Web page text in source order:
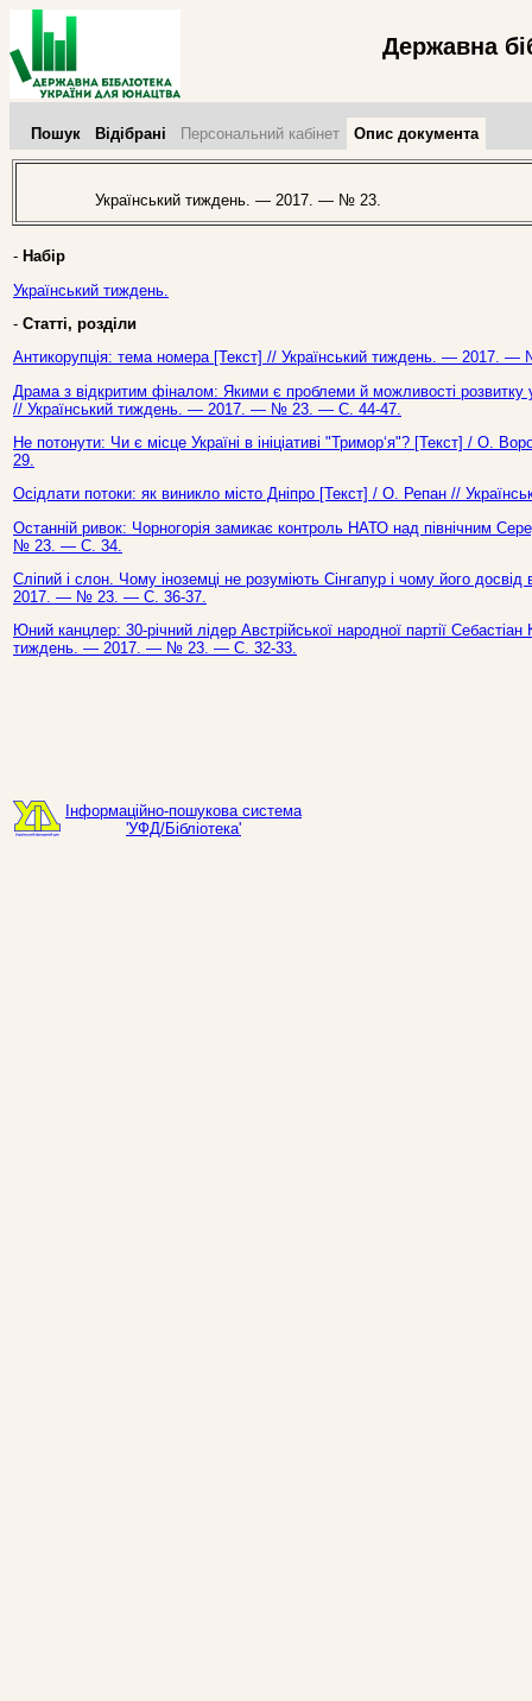
Державна
Пошук Відібрані Персональний кабінет Опис документа
Український тиждень. — 2017. — № 23.
- Набір
Український тиждень.
- Статті, розділи
Антикорупція: тема номера [Текст] // Український тиждень. — 2017.
Драма з відкритим фіналом: Якими є проблеми й можливості розвитку
// Український тиждень. — 2017. — № 23. — С. 44-47.
Не потонути: Чи є місце Україні в ініціативі "Тримор‘я"? [Текст] /
29.
Осідлати потоки: як виникло місто Дніпро [Текст] / О. Репан //
Останній ривок: Чорногорія замикає контроль НАТО над північним
№ 23. — С. 34.
Сліпий і слон. Чому іноземці не розуміють Сінгапур і чому його
2017. — № 23. — С. 36-37.
Юний канцлер: 30-річний лідер Австрійської народної партії
тиждень. — 2017. — № 23. — С. 32-33.
Інформаційно-пошукова система
'УФД/Бібліотека'